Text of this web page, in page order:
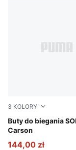
3 KOLORY
Buty do biegania
Carson
Puma Black-
144,00 zł